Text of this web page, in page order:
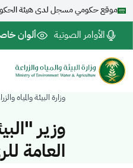
موقع حكومي مسجل لدى هيئة
الأوامر الصوتية ألوان
وزارة البيئة والمياه
وزير
العامة